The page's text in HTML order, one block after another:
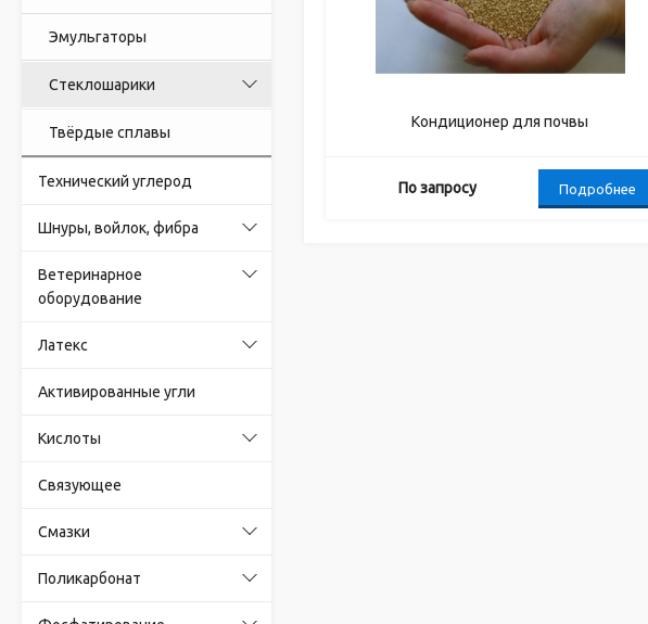
Эмульгаторы
Стеклошарики
Твёрдые сплавы
Технический углерод
Шнуры, войлок, фибра
Ветеринарное
оборудование
Латекс
Активированные угли
Кислоты
Связующее
Смазки
Поликарбонат
Кондиционер для почвы
По запросу Подробнее